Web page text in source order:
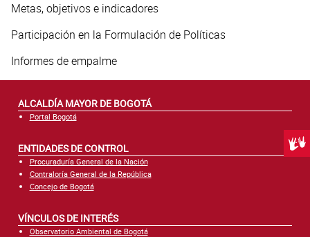
Metas, objetivos e indicadores
Participación en la Formulación de Políticas
Informes de empalme
ALCALDÍA MAYOR DE BOGOTÁ
Portal Bogotá
ENTIDADES DE CONTROL
Procuraduría General de la Nación
Contraloría General de la República
Concejo de Bogotá
VÍNCULOS DE INTERÉS
Observatorio Ambiental de Bogotá